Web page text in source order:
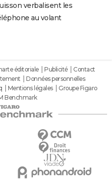
verbalisent les
au volant
éditoriale Publicité
Contact
Données personnelles
Mentions légales
Groupe Figaro
Benchmark